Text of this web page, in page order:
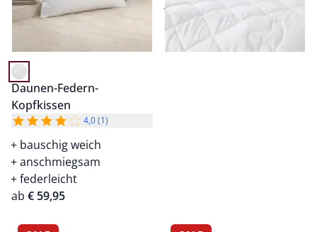
Daunen-Federn-
Kopfkissen
4,0 (1)
bauschig weich
anschmiegsam
federleicht
ab € 59,95
in 2 Größen erhältlich
ab € 79,95